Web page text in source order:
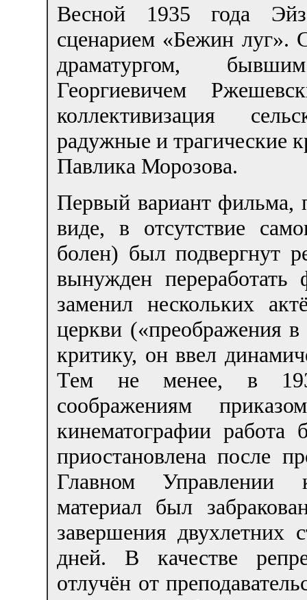
Весной 1935 года
сценарием «Бежин луг».
драматургом,
Георгиевичем
коллективизация
радужные и трагические
Павлика Морозова.
Первый вариант фильма,
виде, в отсутствие
болен) был подвергнут
вынужден
заменил нескольких
церкви («преображения
критику, он ввел
Тем не менее, в
соображениям
кинематографии
приостановлена после
Главном Управлении
материал был
завершения двухлетних
дней. В качестве
отлучён от